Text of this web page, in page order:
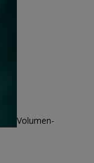
Volumen-